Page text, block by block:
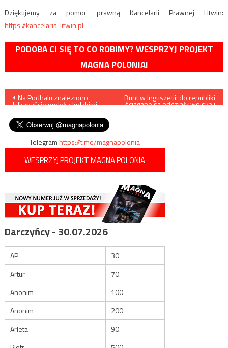
Dziękujemy za pomoc prawną Kancelarii Prawnej Litwin:
https://kancelaria-litwin.pl
PODOBA CI SIĘ TO CO ROBIMY? WESPRZYJ PROJEKT
MAGNA POLONIA!
Nawigacja
wpisu
Na Podhalu znaleziono
kilkanaście pudeł z ludzkimi
Bunt w Inguszetii: do republiki
ściągane są oddziały wojska i
Telegramhttps://t.me/magnapolonia
WESPRZYJ PROJEKT MAGNA POLONIA
Darczyńcy - 30.07.2026
AP
30
Artur
70
Anonim
100
Anonim
200
Arleta
90